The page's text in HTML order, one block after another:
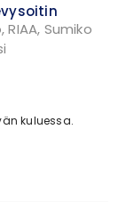
Sumiko
kuluessa.